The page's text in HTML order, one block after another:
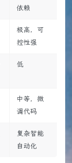
依赖
极高，可
控性强
低
中等，微
调代码
复杂智能
自动化